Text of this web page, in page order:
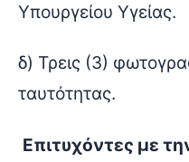
Υπουργείου Υγείας.
δ) Τρεις (3)
ταυτότητας.
Επιτυχόντες με